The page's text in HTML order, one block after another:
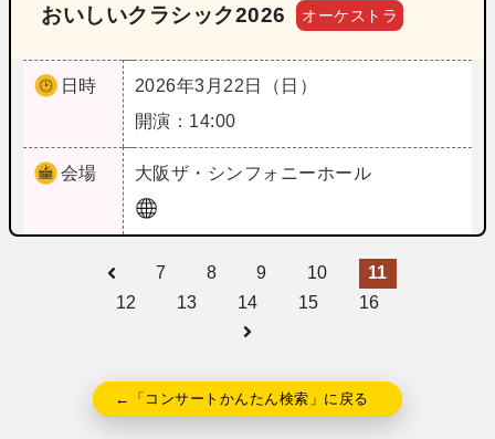
おいしいクラシック2026 オーケストラ
日時
2026年3月22日（日）
開演：14:00
会場 大阪ザ・シンフォニーホール
7 8 9 10
11
12
13 14 15 16
←「コンサートかんたん検索」に戻る